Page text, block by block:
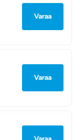
Varaa
Varaa